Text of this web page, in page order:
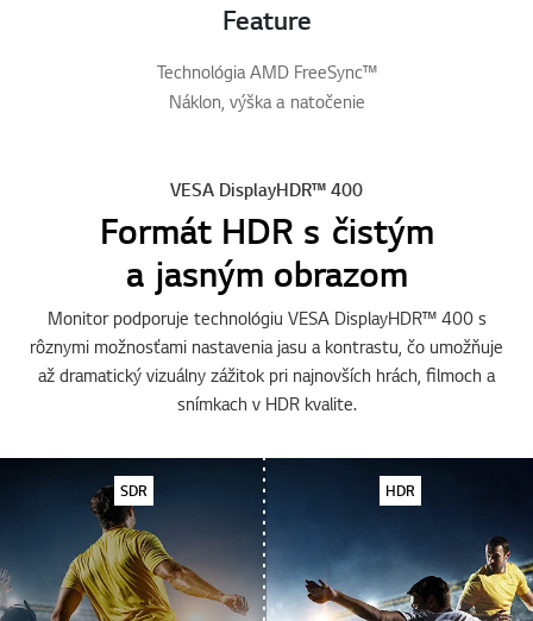
Feature
Technológia AMD FreeSync™
Náklon, výška a natočenie
VESA DisplayHDR™ 400
Formát HDR s čistým
a jasným obrazom
Monitor podporuje technológiu VESA DisplayHDR™ 400 s
rôznymi možnosťami nastavenia jasu a kontrastu, čo umožňuje
až dramatický vizuálny zážitok pri najnovších hrách, filmoch a
snímkach v HDR kvalite.
SDR HDR